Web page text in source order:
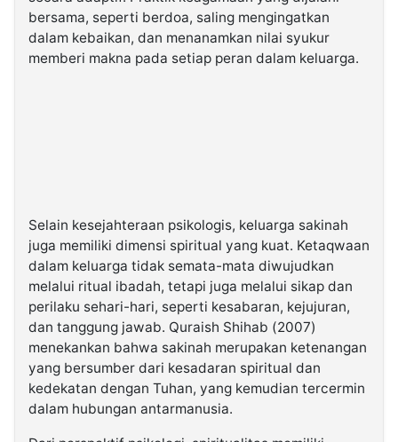
bersama, seperti berdoa, saling mengingatkan
dalam kebaikan, dan menanamkan nilai syukur
memberi makna pada setiap peran dalam keluarga.
Selain kesejahteraan psikologis, keluarga sakinah
juga memiliki dimensi spiritual yang kuat. Ketaqwaan
dalam keluarga tidak semata-mata diwujudkan
melalui ritual ibadah, tetapi juga melalui sikap dan
perilaku sehari-hari, seperti kesabaran, kejujuran,
dan tanggung jawab. Quraish Shihab (2007)
menekankan bahwa sakinah merupakan ketenangan
yang bersumber dari kesadaran spiritual dan
kedekatan dengan Tuhan, yang kemudian tercermin
dalam hubungan antarmanusia.